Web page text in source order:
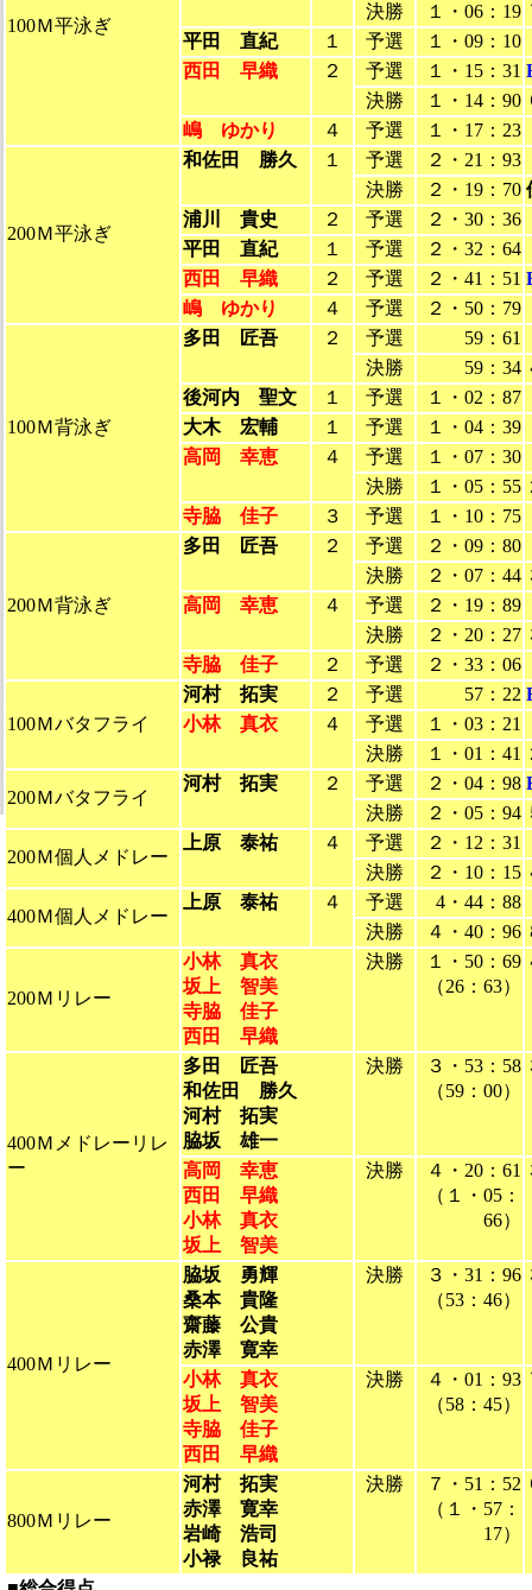
100Ｍ平泳ぎ
決勝
１・06：19
平田 直紀
１ 予選
１・09：10
西田 早織
２ 予選 １・15：31
決勝
１・14：90
嶋 ゆかり
４ 予選 １・17：23
200Ｍ平泳ぎ
和佐田 勝久 １ 予選
２・21：93
決勝
２・19：70
浦川 貴史
２ 予選
２・30：36
平田 直紀
１ 予選
２・32：64
西田 早織
２ 予選 ２・41：51
嶋 ゆかり
４ 予選 ２・50：79
100Ｍ背泳ぎ
多田 匠吾 ２ 予選
59：61
決勝
59：34
後河内 聖文
１ 予選
１・02：87
大木 宏輔
１ 予選
１・04：39
高岡 幸恵
４ 予選
１・07：30
決勝
１・05：55
寺脇 佳子
３ 予選 １・10：75
200Ｍ背泳ぎ
多田 匠吾 ２ 予選
２・09：80
決勝
２・07：44
高岡 幸恵
４ 予選
２・19：89
決勝
２・20：27
寺脇 佳子
２ 予選 ２・33：06
100Ｍバタフライ
河村 拓実 ２ 予選 57：22
小林 真衣
４ 予選
１・03：21
決勝
１・01：41
200Ｍバタフライ
河村 拓実 ２ 予選 ２・04：98
決勝
２・05：94
200Ｍ個人メドレー
上原 泰祐 ４ 予選
２・12：31
決勝
２・10：15
400Ｍ個人メドレー
上原 泰祐 ４ 予選
4・44：88
決勝
４・40：96
200Ｍリレー
小林 真衣
坂上 智美
寺脇 佳子
西田 早織
決勝
１・50：69
（26：63）
400Ｍメドレーリレ
ー
多田 匠吾
和佐田 勝久
河村 拓実
脇坂 雄一
決勝
３・53：58
（59：00）
高岡 幸恵
西田 早織
小林 真衣
坂上 智美
決勝
４・20：61
（１・05：
66）
400Ｍリレー
脇坂 勇輝
桑本 貴隆
齋藤 公貴
赤澤 寛幸
決勝
３・31：96
（53：46）
小林 真衣
坂上 智美
寺脇 佳子
西田 早織
決勝
４・01：93
（58：45）
800Ｍリレー
河村 拓実
赤澤 寛幸
岩崎 浩司
小禄 良祐
決勝
７・51：52
（１・57：
17）